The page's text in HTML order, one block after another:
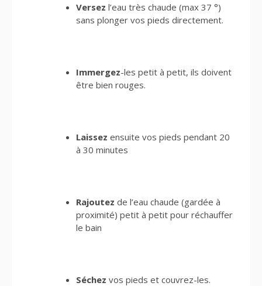
Versez l’eau très chaude (max 37 °)
sans plonger vos pieds directement.
Immergez-les petit à petit, ils doivent
être bien rouges.
Laissez ensuite vos pieds pendant 20
à 30 minutes
Rajoutez de l’eau chaude (gardée à
proximité) petit à petit pour réchauffer
le bain
Séchez vos pieds et couvrez-les.